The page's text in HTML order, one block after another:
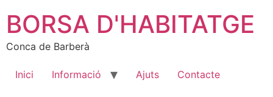
BORSA D'HABITATGE
Conca de Barberà
Inici Informació Ajuts Contacte